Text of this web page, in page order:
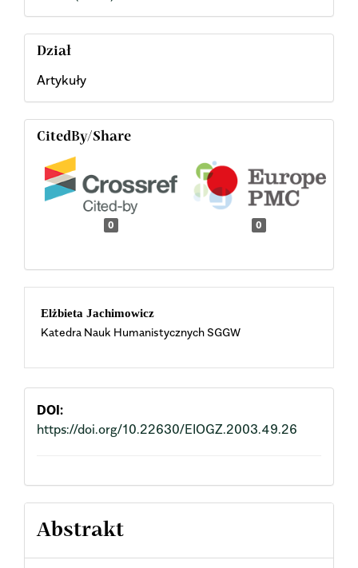
Dział
Artykuły
CitedBy/Share
0 0
Main
Article
Content
Elżbieta Jachimowicz
Katedra Nauk Humanistycznych SGGW
DOI:
https://doi.org/10.22630/EIOGZ.2003.49.26
Abstrakt